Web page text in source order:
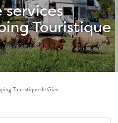
services
Touristique
Touristique de Gien